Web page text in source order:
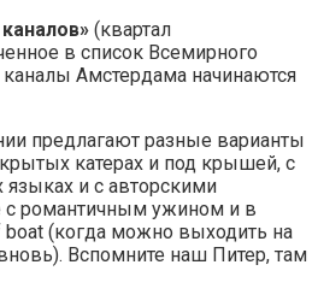
(квартал
в список Всемирного
Амстердама начинаются
предлагают разные варианты
катерах и под крышей, с
и с авторскими
с романтичным ужином и в
(когда можно выходить на
Вспомните наш Питер, там